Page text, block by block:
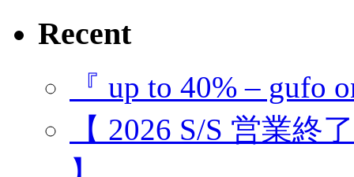
Recent
『 up to 40% – gufo
【 2026 S/S 営業終